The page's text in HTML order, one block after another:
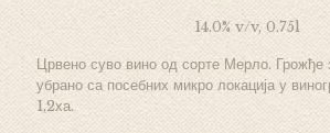
14.0% v/v, 0.75l
Црвено суво вино од сорте Мерло. Грожђе
убрано са посебних микро локација у
1,2ха.